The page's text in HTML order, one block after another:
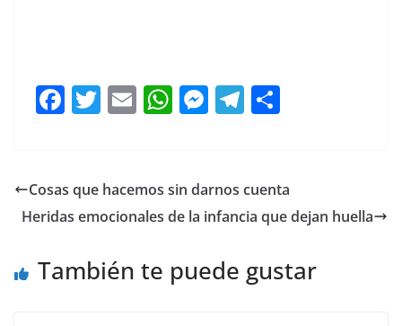
F
e
b
o
T
er
E
l
W
s
A
p
M
e
n
er
T
gr
a
p
ar
Cosas que hacemos sin darnos cuenta
Heridas emocionales de la infancia que dejan huella
También te puede gustar